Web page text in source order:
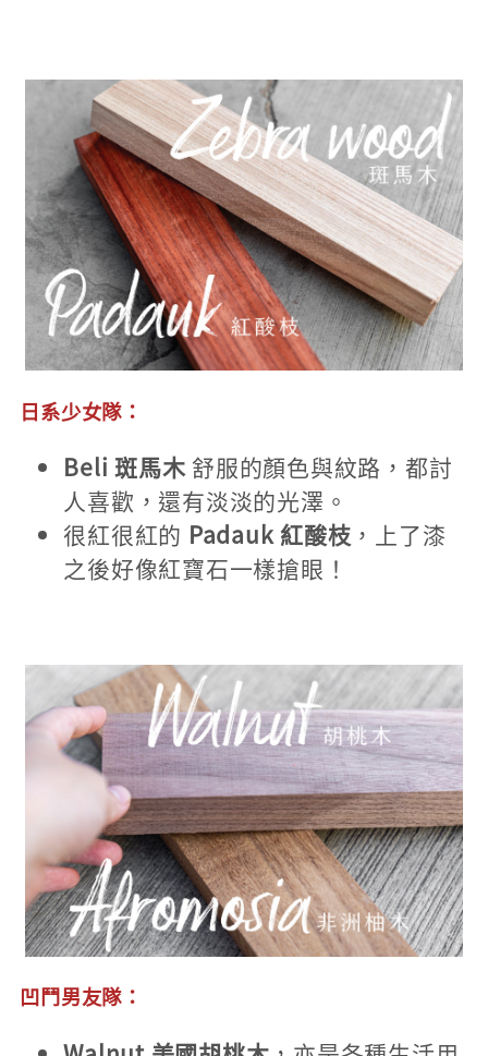
日系少女隊：
Beli 斑馬木舒服的顏色與紋路，都討
人喜歡，還有淡淡的光澤。
很紅很紅的 Padauk 紅酸枝 ，上了漆
之後好像紅寶石一樣搶眼！
凹鬥男友隊：